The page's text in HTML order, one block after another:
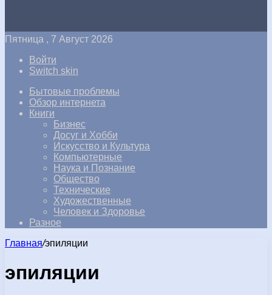
Пятница , 7 Август 2026
Войти
Switch skin
Бытовые проблемы
Обзор интернета
Книги
Бизнес
Досуг и Хобби
Искусство и Культура
Компьютерные
Наука и Познание
Общество
Технические
Художественные
Человек и Здоровье
Разное
Главная/эпиляции
эпиляции